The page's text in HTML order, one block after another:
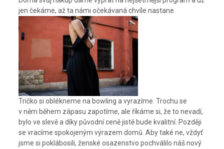
jen čekáme, až ta námi očekávaná chvíle nastane.
Tričko si oblékneme na bowling a vyrazíme. Trochu se
v něm během zápasu zapotíme, ale říkáme si, že to nevadí,
bylo ve slevě a díky původní ceně jistě bude kvalitní. Později
se vracíme spokojeným výrazem domů. Aby také ne, vždyť
jsme si poklábosili, ženské osazenstvo pochválilo náš nový